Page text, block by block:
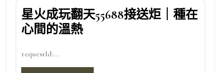
星火成玩翻天55688接送炬｜種在
心間的溫熱
requestId:...